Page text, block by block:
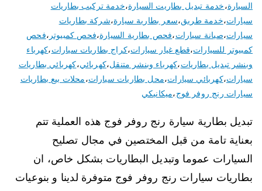
السيارة،خدمة تبديل بطاريت السيارة،خدمة تركيب بطاريات
سيارات،خدمة طريق،سعر بطارية سيارة،شركة بطاريات
سيارات،صيانة سيارات،فحص بطارية السيارة،فحص كمبيوتر ،فحص
كمبيوتر للسيارات،قطع غيار سيارات،كراج بطاريات سيارات،كهرباء
وبنشر تبديل بطاريات،كهرباء وبنشر متنقل،كهربائي،كهربائي بطاريات
سيارات،كهربائي سيارات،محل بطاريات سيارات،محلات بيع بطاريات
سيارات رنج روفر فوج،ميكانيكي
تبديل بطارية سيارة رنج روفر فوج هذه العملية تتم
بعناية تامة من قبل المختصين في مجال تصليح
السيارات عموما وتبديل البطاريات بشكل خاص، ان
بطاريات سيارات رنج روفر فوج متوفرة لدينا و بنوعيات